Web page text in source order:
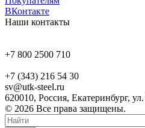
ВКонтакте
Наши контакты
+7 800 2500 710
+7 (343) 216 54 30
sv@utk-steel.ru
620010, Россия, Екатеринбург,
© 2026 Все права защищены.